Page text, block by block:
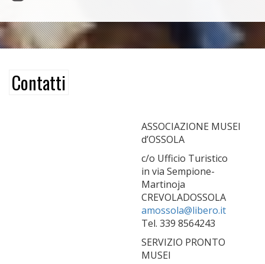
Contatti
ASSOCIAZIONE MUSEI
d’OSSOLA
c/o Ufficio Turistico
in via Sempione-
Martinoja
CREVOLADOSSOLA
amossola@libero.it
Tel. 339 8564243
SERVIZIO PRONTO
MUSEI